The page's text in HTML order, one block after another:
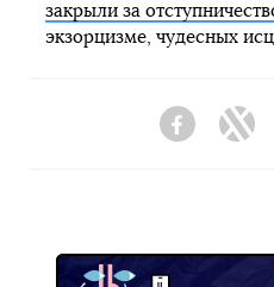
закрыли за
экзорцизме, чудесных
Facebook